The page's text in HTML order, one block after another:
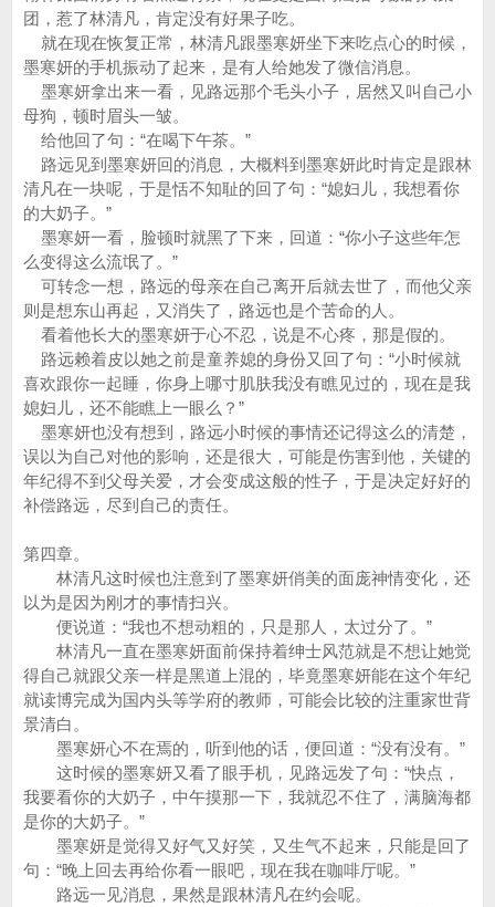
团，惹了林清凡，肯定没有好果子吃。
就在现在恢复正常，林清凡跟墨寒妍坐下来吃点心的时候，
墨寒妍的手机振动了起来，是有人给她发了微信消息。
墨寒妍拿出来一看，见路远那个毛头小子，居然又叫自己小
母狗，顿时眉头一皱。
给他回了句：“在喝下午茶。”
路远见到墨寒妍回的消息，大概料到墨寒妍此时肯定是跟林
清凡在一块呢，于是恬不知耻的回了句：“媳妇儿，我想看你
的大奶子。”
墨寒妍一看，脸顿时就黑了下来，回道：“你小子这些年怎
么变得这么流氓了。”
可转念一想，路远的母亲在自己离开后就去世了，而他父亲
则是想东山再起，又消失了，路远也是个苦命的人。
看着他长大的墨寒妍于心不忍，说是不心疼，那是假的。
路远赖着皮以她之前是童养媳的身份又回了句：“小时候就
喜欢跟你一起睡，你身上哪寸肌肤我没有瞧见过的，现在是我
媳妇儿，还不能瞧上一眼么？”
墨寒妍也没有想到，路远小时候的事情还记得这么的清楚，
误以为自己对他的影响，还是很大，可能是伤害到他，关键的
年纪得不到父母关爱，才会变成这般的性子，于是决定好好的
补偿路远，尽到自己的责任。
第四章。
林清凡这时候也注意到了墨寒妍俏美的面庞神情变化，还
以为是因为刚才的事情扫兴。
便说道：“我也不想动粗的，只是那人，太过分了。”
林清凡一直在墨寒妍面前保持着绅士风范就是不想让她觉
得自己就跟父亲一样是黑道上混的，毕竟墨寒妍能在这个年纪
就读博完成为国内头等学府的教师，可能会比较的注重家世背
景清白。
墨寒妍心不在焉的，听到他的话，便回道：“没有没有。”
这时候的墨寒妍又看了眼手机，见路远发了句：“快点，
我要看你的大奶子，中午摸那一下，我就忍不住了，满脑海都
是你的大奶子。”
墨寒妍是觉得又好气又好笑，又生气不起来，只能是回了
句：“晚上回去再给你看一眼吧，现在我在咖啡厅呢。”
路远一见消息，果然是跟林清凡在约会呢。